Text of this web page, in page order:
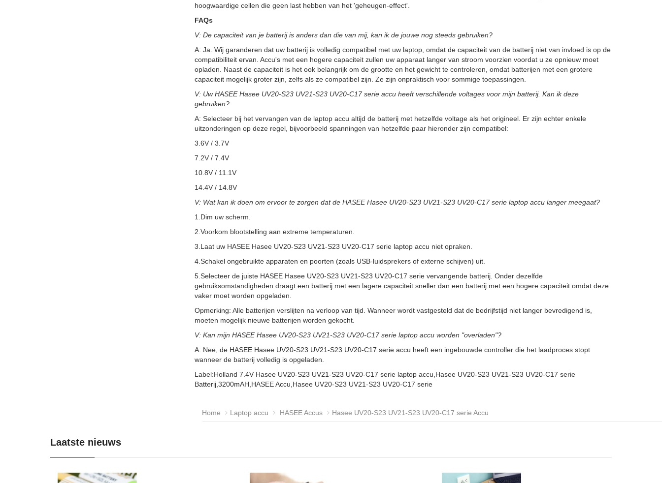
hoogwaardige cellen die geen last hebben van het 'geheugen-effect'.
FAQs
V: De capaciteit van je batterij is anders dan die van mij, kan ik de jouwe nog steeds gebruiken?
A: Ja. Wij garanderen dat uw batterij is volledig compatibel met uw laptop, omdat de capaciteit van de batterij niet van invloed is op de
compatibiliteit ervan. Accu's met een hogere capaciteit zullen uw apparaat langer van stroom voorzien voordat u ze opnieuw moet
opladen. Naast de capaciteit is het ook belangrijk om de grootte en het gewicht te controleren, omdat batterijen met een grotere
capaciteit mogelijk groter zijn, zelfs als ze compatibel zijn. Ze zijn onpraktisch voor sommige toepassingen.
V: Uw HASEE Hasee UV20-S23 UV21-S23 UV20-C17 serie accu heeft verschillende voltages voor mijn batterij. Kan ik deze
gebruiken?
A: Selecteer bij het vervangen van de laptop accu altijd de batterij met hetzelfde voltage als het origineel. Er zijn echter enkele
uitzonderingen op deze regel, bijvoorbeeld spanningen van hetzelfde paar hieronder zijn compatibel:
3.6V / 3.7V
7.2V / 7.4V
10.8V / 11.1V
14.4V / 14.8V
V: Wat kan ik doen om ervoor te zorgen dat de HASEE Hasee UV20-S23 UV21-S23 UV20-C17 serie laptop accu langer meegaat?
1.Dim uw scherm.
2.Voorkom blootstelling aan extreme temperaturen.
3.Laat uw HASEE Hasee UV20-S23 UV21-S23 UV20-C17 serie laptop accu niet opraken.
4.Schakel ongebruikte apparaten en poorten (zoals USB-luidsprekers of externe schijven) uit.
5.Selecteer de juiste HASEE Hasee UV20-S23 UV21-S23 UV20-C17 serie vervangende batterij. Onder dezelfde
gebruiksomstandigheden draagt een batterij met een lagere capaciteit sneller dan een batterij met een hogere capaciteit omdat deze
vaker moet worden opgeladen.
Opmerking: Alle batterijen verslijten na verloop van tijd. Wanneer wordt vastgesteld dat de bedrijfstijd niet langer bevredigend is,
moeten mogelijk nieuwe batterijen worden gekocht.
V: Kan mijn HASEE Hasee UV20-S23 UV21-S23 UV20-C17 serie laptop accu worden "overladen"?
A: Nee, de HASEE Hasee UV20-S23 UV21-S23 UV20-C17 serie accu heeft een ingebouwde controller die het laadproces stopt
wanneer de batterij volledig is opgeladen.
Label:Holland 7.4V Hasee UV20-S23 UV21-S23 UV20-C17 serie laptop accu,Hasee UV20-S23 UV21-S23 UV20-C17 serie
Batterij,3200mAH,HASEE Accu,Hasee UV20-S23 UV21-S23 UV20-C17 serie
Home Laptop accu HASEE Accus Hasee UV20-S23 UV21-S23 UV20-C17 serie Accu
Laatste nieuws